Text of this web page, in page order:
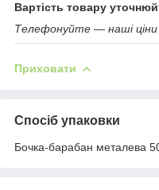
Вартість товару
Телефонуйте — наші
Приховати
Спосіб упаковки
Бочка-барабан металева